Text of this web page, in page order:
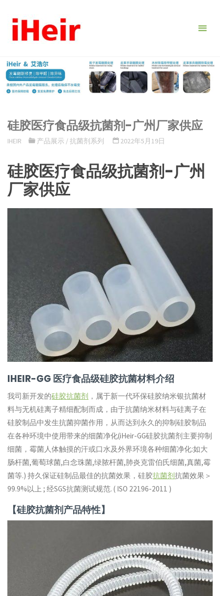
容。
硅胶医疗食品级抗菌剂-广州厂家供应
IHEIR 产品展示 /抗菌剂系列 2022年5月19日
硅胶医疗食品级抗菌剂-广州
厂家供应
IHEIR-GG 医疗食品级硅胶抗菌材料介绍
我司新开发的硅胶抗菌剂 ，属于新一代环保硅胶纳米银抗菌材
料与无机硅离子精细配制而成，由于抗菌纳米材料与硅离子在
硅胶制品中发生抗菌抑菌作用，从而达到永久的抑制硅胶制品
在各种环境中使用带来的细菌净化(iHeir-GG硅胶抗菌剂主要抑制
细菌，霉菌人体触摸的汗或口水及外界环境各种细菌净化:如大
肠杆菌,葡萄球菌,白念珠菌,绿脓杆菌,肺炎克雷伯氏细菌,真菌,霉
菌等.) 持久保证硅制品最佳的抗菌效果，硅胶抗菌剂抗菌效果＞
99.9%以上 ; 经SGS抗菌测试规范. ( ISO 22196-2011 )
【硅胶抗菌剂产品特性】